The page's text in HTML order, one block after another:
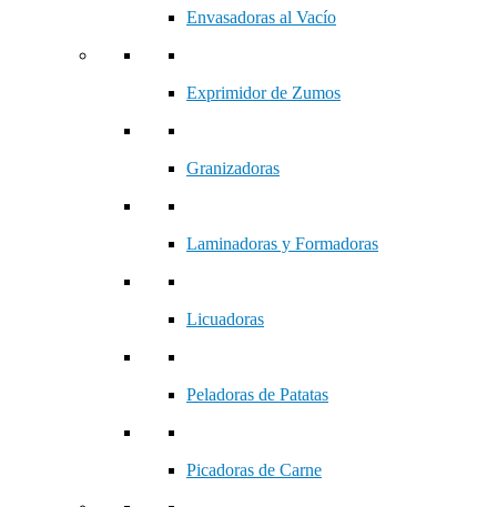
Envasadoras al Vacío
Exprimidor de Zumos
Granizadoras
Laminadoras y Formadoras
Licuadoras
Peladoras de Patatas
Picadoras de Carne